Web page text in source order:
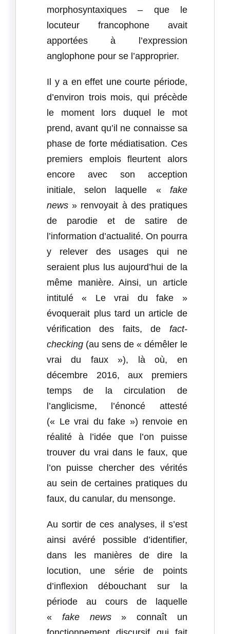
morphosyntaxiques – que le
locuteur francophone avait
apportées à l’expression
anglophone pour se l’approprier.
Il y a en effet une courte période,
d’environ trois mois, qui précède
le moment lors duquel le mot
prend, avant qu’il ne connaisse sa
phase de forte médiatisation. Ces
premiers emplois fleurtent alors
encore avec son acception
initiale, selon laquelle « fake
news» renvoyait à des pratiques
de parodie et de satire de
l’information d’actualité. On pourra
y relever des usages qui ne
seraient plus lus aujourd’hui de la
même manière. Ainsi, un article
intitulé « Le vrai du fake »
évoquerait plus tard un article de
vérification des faits, de fact-
checking(au sens de « démêler le
vrai du faux »), là où, en
décembre 2016, aux premiers
temps de la circulation de
l’anglicisme, l’énoncé attesté
(« Le vrai du fake ») renvoie en
réalité à l’idée que l’on puisse
trouver du vrai dans le faux, que
l’on puisse chercher des vérités
au sein de certaines pratiques du
faux, du canular, du mensonge.
Au sortir de ces analyses, il s’est
ainsi avéré possible d’identifier,
dans les manières de dire la
locution, une série de points
d’inflexion débouchant sur la
période au cours de laquelle
« fake news» connaît un